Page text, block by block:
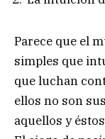
Parece que el
simples que
que luchan
ellos no son
aquellos y